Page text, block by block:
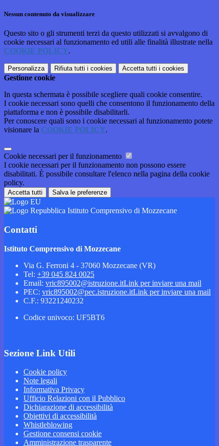
Nessun contenuto da visualizzare
Questo sito o gli strumenti terzi da questo utilizzati si avvalgono di
cookie necessari al funzionamento ed utili alle finalità illustrate nella
COOKIE POLICY.
Personalizza Rifiuta tutti i cookies Accetta tutti i cookies
Gestione cookie
In questa schermata è possibile scegliere quali cookie consentire.
I cookie necessari sono quelli che consentono il funzionamento della
piattaforma e non è possibile disabilitarli.
Per conoscere quali sono i cookie necessari al funzionamento potete
visionare la COOKIE POLICY.
Cookie necessari per il funzionamento
I cookie necessari per il funzionamento non possono essere
disabilitati. È possibile consultare l'elenco nella pagina della cookie
policy.
Accetta tutti Salva le preferenze
Istituto Comprensivo di Mozzecane
Contatti
Istituto Comprensivo di Mozzecane
Via G. Ferroni 4 - 37060 Mozzecane (VR)
Tel: +39 045 824 0025
Email: vric895002@istruzione.itLink per inviare una mail
PEC: vric895002@pec.istruzione.itLink per inviare una mail
C.F.: 93221240232
Codice univoco: UF5BT6
Sezione Link Utili
Cookie policy
Note legali
Informativa Privacy
Ufficio Relazioni con il Pubblico
Dichiarazione di accessibilità
Obiettivi di accessibilità
Whistleblowing
Gestione consensi cookie
Amministrazione trasparente